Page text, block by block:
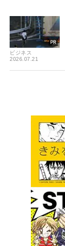
ビジネス
2026.07.21